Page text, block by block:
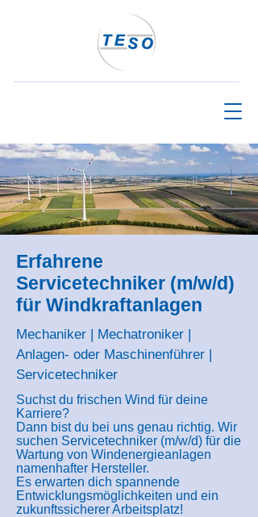
Erfahrene
Servicetechniker (m/w/d)
für Windkraftanlagen
Mechaniker | Mechatroniker |
Anlagen- oder Maschinenführer |
Servicetechniker
Suchst du frischen Wind für deine
Karriere?
Dann bist du bei uns genau richtig. Wir
suchen Servicetechniker (m/w/d) für die
Wartung von Windenergieanlagen
namenhafter Hersteller.
Es erwarten dich spannende
Entwicklungsmöglichkeiten und ein
zukunftssicherer Arbeitsplatz!